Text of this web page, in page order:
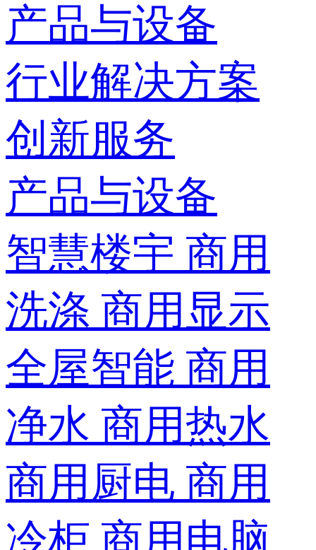
产品与设备
行业解决方案
创新服务
产品与设备
智慧楼宇 商用
洗涤 商用显示
全屋智能 商用
净水 商用热水
商用厨电 商用
冷柜 商用电脑